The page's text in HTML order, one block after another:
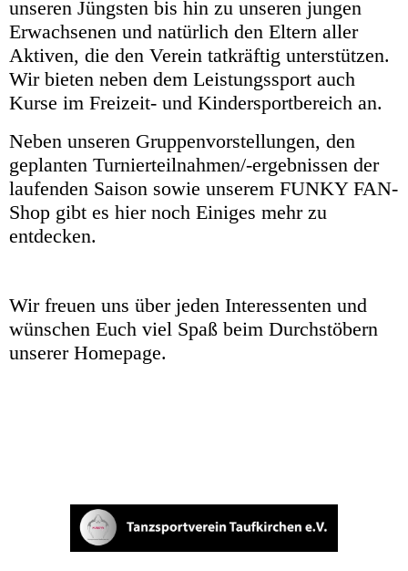
unseren Jüngsten bis hin zu unseren jungen
Erwachsenen und natürlich den Eltern aller
Aktiven, die den Verein tatkräftig unterstützen.
Wir bieten neben dem Leistungssport auch
Kurse im Freizeit- und Kindersportbereich an.
Neben unseren Gruppenvorstellungen, den
geplanten Turnierteilnahmen/-ergebnissen der
laufenden Saison sowie unserem FUNKY FAN-
Shop gibt es hier noch Einiges mehr zu
entdecken.
Wir freuen uns über jeden Interessenten und
wünschen Euch viel Spaß beim Durchstöbern
unserer Homepage.